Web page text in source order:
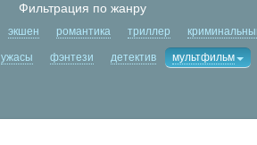
Фильтрация по жанру
экшен романтика триллер
ужасы фэнтези детектив мультфильм